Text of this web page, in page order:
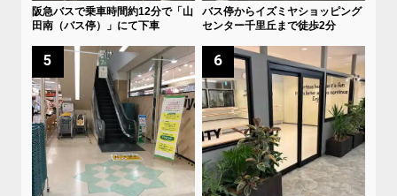
阪急バスで乗車時間約12分で「山
田南（バス停）」にて下車
バス停からイズミヤショッピング
センター千里丘まで徒歩2分
5 6